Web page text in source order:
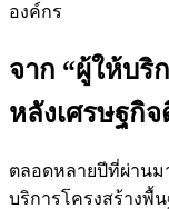
องค์กร
จาก “ผู้ให้บริ
หลังเศรษฐกิ
ตลอดหลายปีที่ผ่านม
บริการโครงสร้างพื้